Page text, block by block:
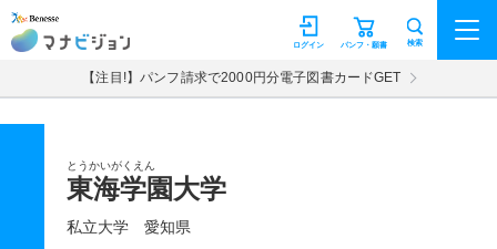
マナビジョン パンフ・願書
ログイン 検索
【注目!】パンフ請求で2000円分電子図書カードGET
とうかいがくえん
東海学園大学
私立大学 愛知県